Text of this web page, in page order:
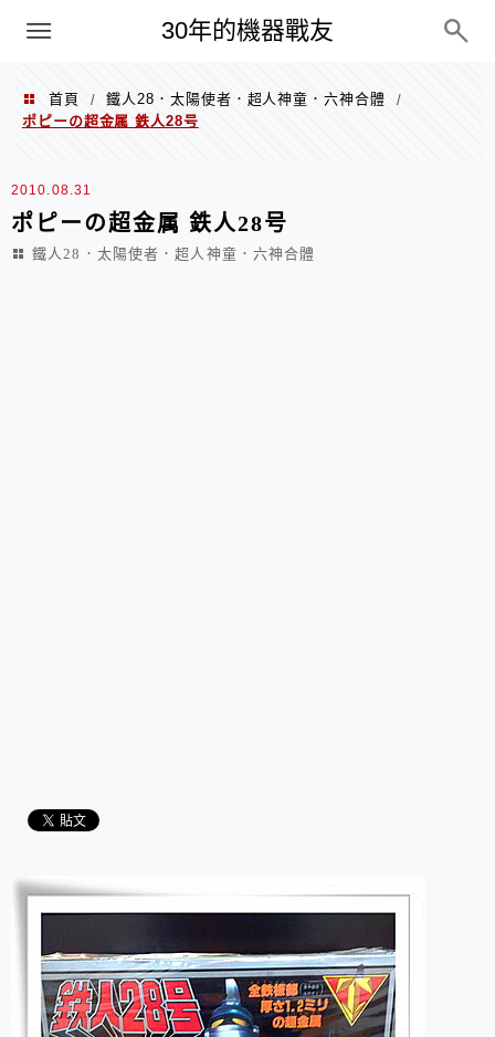
30年的機器戰友
PC
首頁 / 鐵人28．太陽使者．超人神童．六神合體
/
ポピーの超金属 鉄人28号
2010.08.31
ポピーの超金属 鉄人28号
鐵人28．太陽使者．超人神童．六神合體